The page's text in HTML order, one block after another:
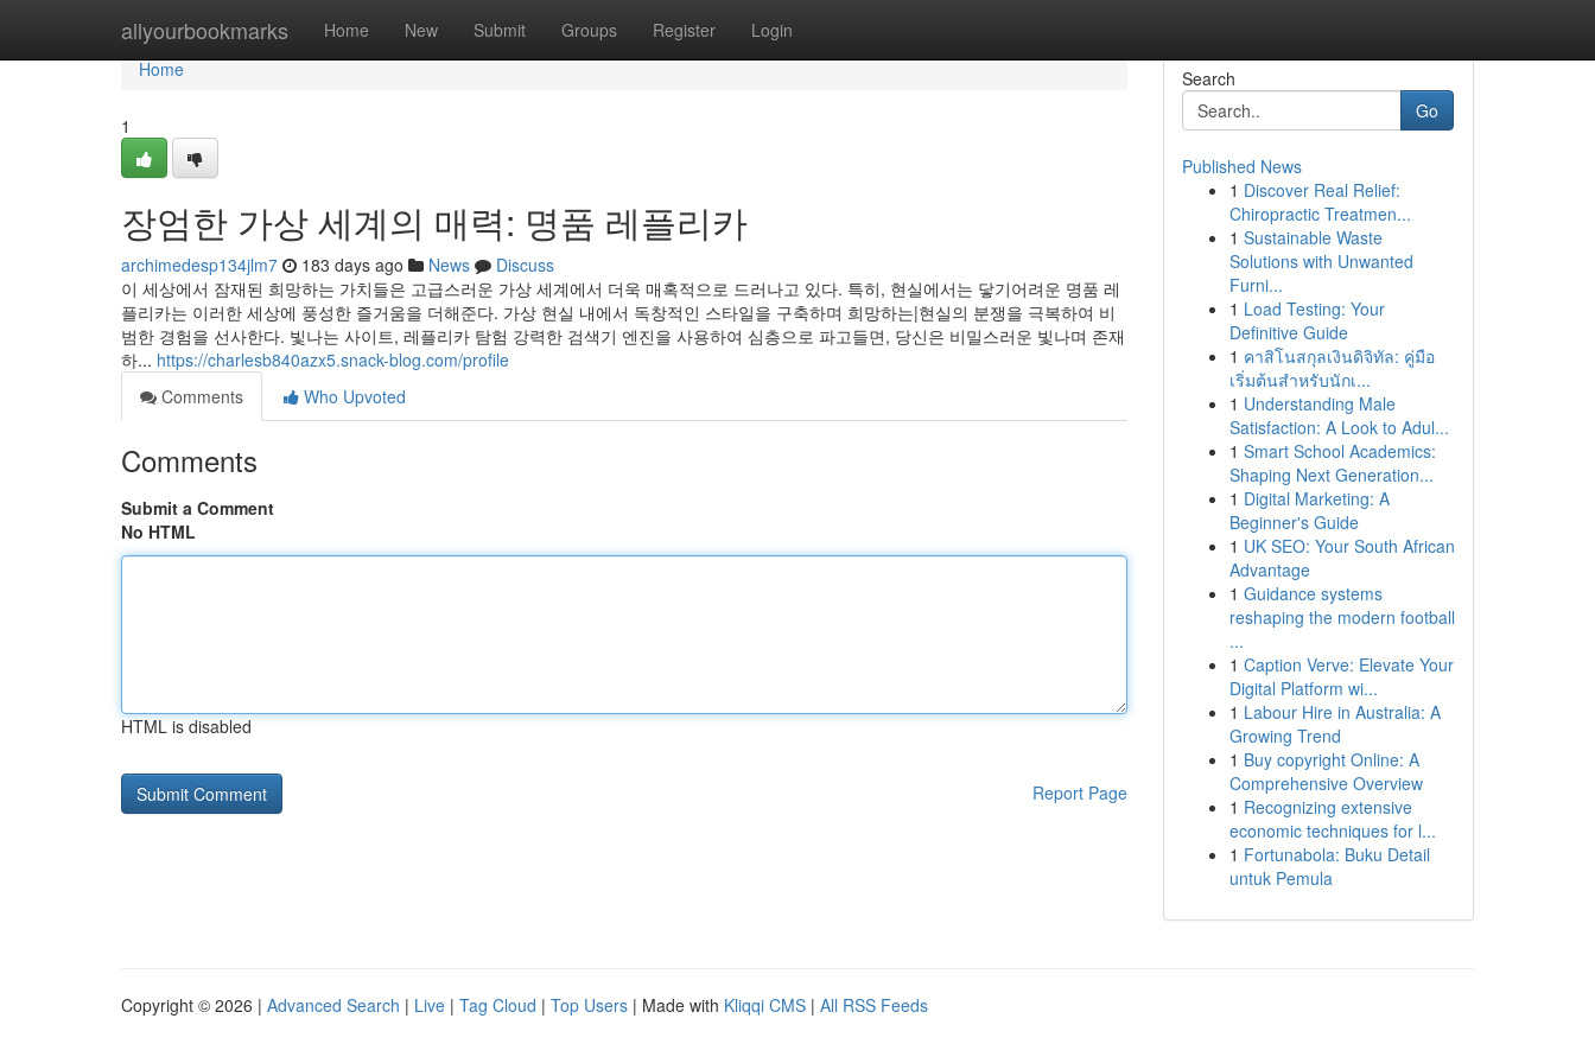
allyourbookmarks Home New Submit Groups Register Login
Home
Home
1
장엄한 가상 세계의 매력: 명품 레플리카
archimedesp134jlm7 183 days ago News
Discuss
이 세상에서 잠재된 희망하는 가치들은 고급스러운 가상 세계에서 더욱 매혹적으로 드러나고 있다. 특히, 현실에서는 닿기어려운 명품 레
플리카는 이러한 세상에 풍성한 즐거움을 더해준다. 가상 현실 내에서 독창적인 스타일을 구축하며 희망하는|현실의 분쟁을 극복하여 비
범한 경험을 선사한다. 빛나는 사이트, 레플리카 탐험 강력한 검색기 엔진을 사용하여 심층으로 파고들면, 당신은 비밀스러운 빛나며 존재
하... https://charlesb840azx5.snack-blog.com/profile
Comments
Who Upvoted
Comments
Submit a Comment
No HTML
HTML is disabled
Report Page
Search
Go
Published News
1 Discover Real Relief:
Chiropractic Treatmen...
1 Sustainable Waste
Solutions with Unwanted
Furni...
1 Load Testing: Your
Definitive Guide
1 คาสิโนสกุลเงินดิจิทัล: คู่มือ
เริ่มต้นสำหรับนักเ...
1 Understanding Male
Satisfaction: A Look to Adul...
1 Smart School Academics:
Shaping Next Generation...
1 Digital Marketing: A
Beginner's Guide
1 UK SEO: Your South African
Advantage
1 Guidance systems
reshaping the modern football
...
1 Caption Verve: Elevate Your
Digital Platform wi...
1 Labour Hire in Australia: A
Growing Trend
1 Buy copyright Online: A
Comprehensive Overview
1 Recognizing extensive
economic techniques for l...
1 Fortunabola: Buku Detail
untuk Pemula
Copyright © 2026 | Advanced Search | Live | Tag Cloud | Top Users | Made with Kliqqi CMS | All RSS Feeds